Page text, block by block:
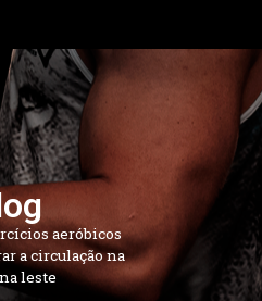
aeróbicos
a circulação na
leste